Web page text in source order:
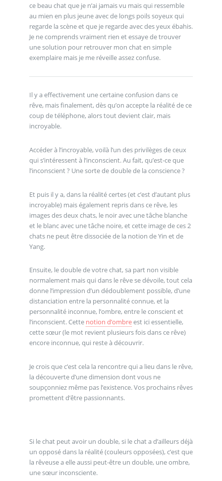
ce beau chat que je n’ai jamais vu mais qui ressemble
au mien en plus jeune avec de longs poils soyeux qui
regarde la scène et que je regarde avec des yeux ébahis.
Je ne comprends vraiment rien et essaye de trouver
une solution pour retrouver mon chat en simple
exemplaire mais je me réveille assez confuse.
Il y a effectivement une certaine confusion dans ce
rêve, mais finalement, dès qu’on accepte la réalité de ce
coup de téléphone, alors tout devient clair, mais
incroyable.
Accéder à l’incroyable, voilà l’un des privilèges de ceux
qui s’intéressent à l’inconscient. Au fait, qu’est-ce que
l’inconscient ? Une sorte de double de la conscience ?
Et puis il y a, dans la réalité certes (et c’est d’autant plus
incroyable) mais également repris dans ce rêve, les
images des deux chats, le noir avec une tâche blanche
et le blanc avec une tâche noire, et cette image de ces 2
chats ne peut être dissociée de la notion de Yin et de
Yang.
Ensuite, le double de votre chat, sa part non visible
normalement mais qui dans le rêve se dévoile, tout cela
donne l’impression d’un dédoublement possible, d’une
distanciation entre la personnalité connue, et la
personnalité inconnue, l’ombre, entre le conscient et
l’inconscient. Cette notion d’ombreest ici essentielle,
cette sœur (le mot revient plusieurs fois dans ce rêve)
encore inconnue, qui reste à découvrir.
Je crois que c’est cela la rencontre qui a lieu dans le rêve,
la découverte d’une dimension dont vous ne
soupçonniez même pas l’existence. Vos prochains rêves
promettent d’être passionnants.
Si le chat peut avoir un double, si le chat a d’ailleurs déjà
un opposé dans la réalité (couleurs opposées), c’est que
la rêveuse a elle aussi peut-être un double, une ombre,
une sœur inconsciente.